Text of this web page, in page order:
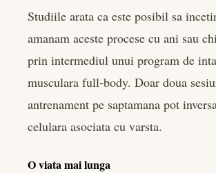
Studiile arata ca este posibil sa
amanam aceste procese cu ani sau
prin intermediul unui program de
musculara full-body. Doar doua
antrenament pe saptamana pot
celulara asociata cu varsta.
O viata mai lunga